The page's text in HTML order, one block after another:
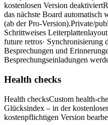
kostenlosen Version deaktiviert
das nächste Board automatisch
(ab der Pro-Version).Private/
Schrittweises
future retros· Synchronisierung
Besprechungen und
Besprechungseinladungen
Health checks
Health checksCustom health-
Glücksindex – in der
kostenpflichtigen Version